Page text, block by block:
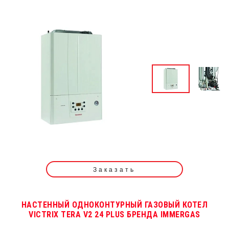
Заказать
НАСТЕННЫЙ ОДНОКОНТУРНЫЙ ГАЗОВЫЙ КОТЕЛ
VICTRIX TERA V2 24 PLUS БРЕНДА IMMERGAS